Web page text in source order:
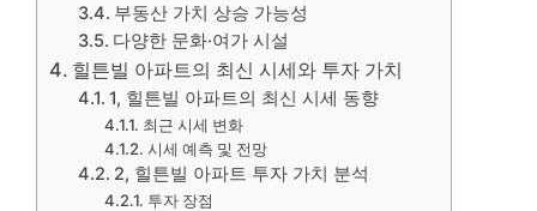
부동산 가치 상승 가능성
다양한 문화·여가 시설
힐튼빌 아파트의 최신 시세와 투자 가치
1, 힐튼빌 아파트의 최신 시세 동향
최근 시세 변화
시세 예측 및 전망
2, 힐튼빌 아파트 투자 가치 분석
투자 장점